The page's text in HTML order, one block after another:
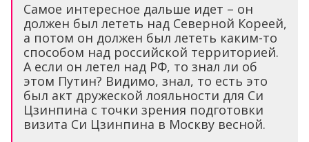
Самое интересное дальше идет – он
должен был лететь над Северной Кореей,
а потом он должен был лететь каким-то
способом над российской территорией.
А если он летел над РФ, то знал ли об
этом Путин? Видимо, знал, то есть это
был акт дружеской лояльности для Си
Цзинпина с точки зрения подготовки
визита Си Цзинпина в Москву весной.